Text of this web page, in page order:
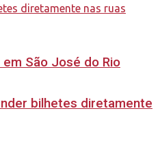
São José do Rio
bilhetes diretamente